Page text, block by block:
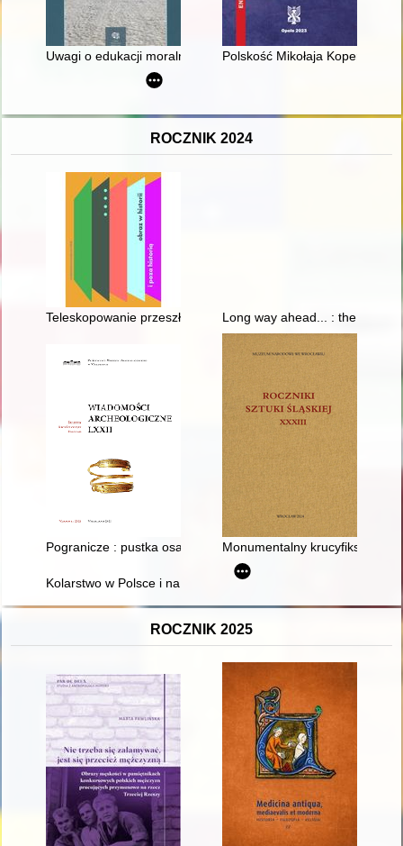
Uwagi o edukacji moralnej synów szlacheckich w XVI-
Polskość Mikołaja Kopernika z
ROCZNIK 2024
Teleskopowanie przeszłości poprzez teraźniejszość" :
Long way ahead... : the life
Pogranicze : pustka osadnicza - obszar przy granicy -
Monumentalny krucyfiks z
Kolarstwo w Polsce i na świecie do lat 80-tych : album
ROCZNIK 2025